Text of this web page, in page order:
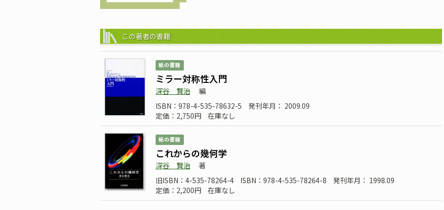
この著者の書籍
紙の書籍
ミラー対称性入門
深谷 賢治
編
ISBN：978-4-535-78632-5
発刊年月： 2009.09
定価：2,750円
在庫なし
紙の書籍
これからの幾何学
深谷 賢治
著
旧ISBN：4-535-78264-4
ISBN：978-4-535-78264-8
発刊年月： 1998.09
定価：2,200円
在庫なし